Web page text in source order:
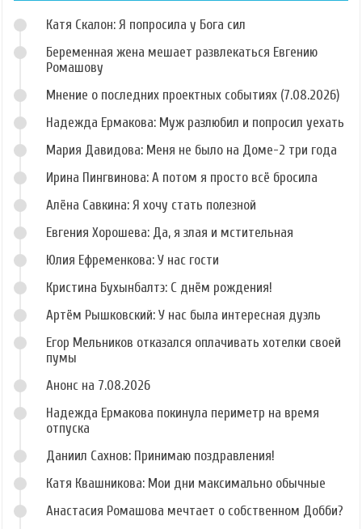
Катя Скалон: Я попросила у Бога сил
Беременная жена мешает развлекаться Евгению
Ромашову
Мнение о последних проектных событиях (7.08.2026)
Надежда Ермакова: Муж разлюбил и попросил уехать
Мария Давидова: Меня не было на Доме-2 три года
Ирина Пингвинова: А потом я просто всё бросила
Алёна Савкина: Я хочу стать полезной
Евгения Хорошева: Да, я злая и мстительная
Юлия Ефременкова: У нас гости
Кристина Бухынбалтэ: С днём рождения!
Артём Рышковский: У нас была интересная дуэль
Егор Мельников отказался оплачивать хотелки своей
пумы
Анонс на 7.08.2026
Надежда Ермакова покинула периметр на время
отпуска
Даниил Сахнов: Принимаю поздравления!
Катя Квашникова: Мои дни максимально обычные
Анастасия Ромашова мечтает о собственном Добби?